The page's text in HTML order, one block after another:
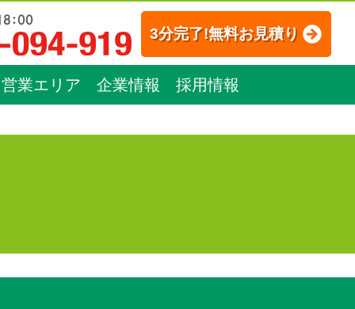
3分完了!無料お見積り
営業エリア 企業情報 採用情報